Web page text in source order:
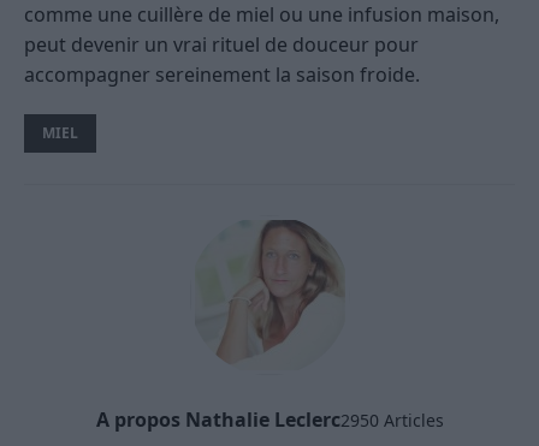
comme une cuillère de miel ou une infusion maison,
peut devenir un vrai rituel de douceur pour
accompagner sereinement la saison froide.
MIEL
A propos Nathalie Leclerc2950 Articles